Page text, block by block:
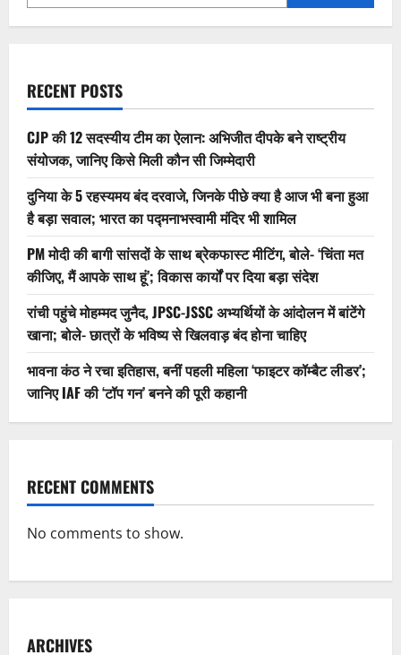
RECENT POSTS
CJP की 12 सदस्यीय टीम का ऐलान: अभिजीत दीपके बने राष्ट्रीय
संयोजक, जानिए किसे मिली कौन सी जिम्मेदारी
दुनिया के 5 रहस्यमय बंद दरवाजे, जिनके पीछे क्या है आज भी बना हुआ
है बड़ा सवाल; भारत का पद्मनाभस्वामी मंदिर भी शामिल
PM मोदी की बागी सांसदों के साथ ब्रेकफास्ट मीटिंग, बोले- ‘चिंता मत
कीजिए, मैं आपके साथ हूं’; विकास कार्यों पर दिया बड़ा संदेश
रांची पहुंचे मोहम्मद जुनैद, JPSC-JSSC अभ्यर्थियों के आंदोलन में बांटेंगे
खाना; बोले- छात्रों के भविष्य से खिलवाड़ बंद होना चाहिए
भावना कंठ ने रचा इतिहास, बनीं पहली महिला ‘फाइटर कॉम्बैट लीडर’;
जानिए IAF की ‘टॉप गन’ बनने की पूरी कहानी
RECENT COMMENTS
No comments to show.
ARCHIVES